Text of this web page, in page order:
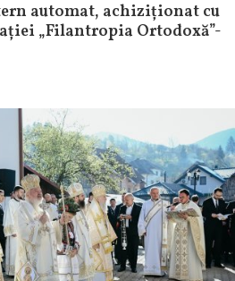
automat, achiziționat cu
„Filantropia Ortodoxă”-